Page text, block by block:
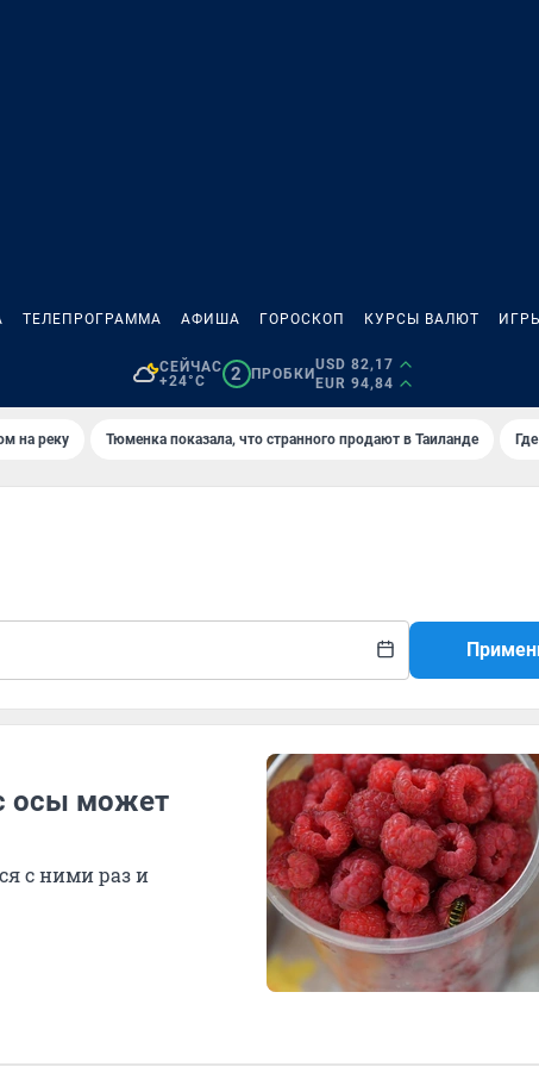
ТЕЛЕПРОГРАММА АФИША ГОРОСКОП КУРСЫ ВАЛЮТ
СЕЙЧАС
+24°C
2 ПРОБКИ
USD 82,17
EUR 94,84
на реку Тюменка показала, что странного продают в Таиланде
осы может
с ними раз и